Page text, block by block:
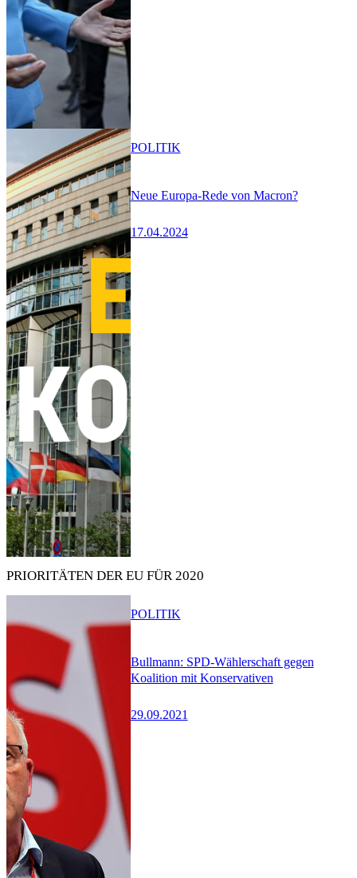
Neue Europa-Rede von Macron?
17.04.2024
POLITIK
PRIORITÄTEN DER EU FÜR 2020
Bullmann: SPD-Wählerschaft gegen
Koalition mit Konservativen
29.09.2021
POLITIK